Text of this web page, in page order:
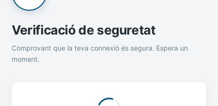
Verificació de seguretat
Comprovant que la teva connexió és segura. Espera un
moment.